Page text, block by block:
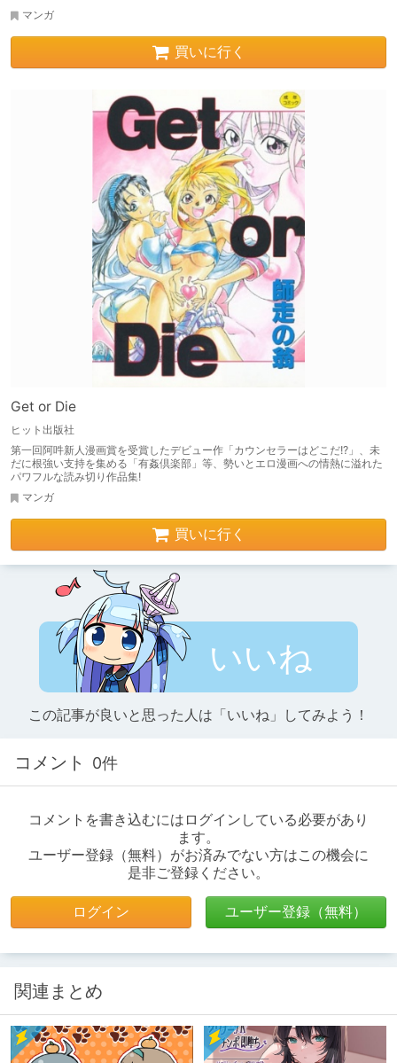
マンガ
買いに行く
Get or Die
ヒット出版社
第一回阿吽新人漫画賞を受賞したデビュー作「カウンセラーはどこだ!?」、未
だに根強い支持を集める「有姦倶楽部」等、勢いとエロ漫画への情熱に溢れた
パワフルな読み切り作品集!
マンガ
買いに行く
いいね
この記事が良いと思った人は「いいね」してみよう！
コメント 0件
コメントを書き込むにはログインしている必要があり
ます。
ユーザー登録（無料）がお済みでない方はこの機会に
是非ご登録ください。
ログイン ユーザー登録（無料）
関連まとめ